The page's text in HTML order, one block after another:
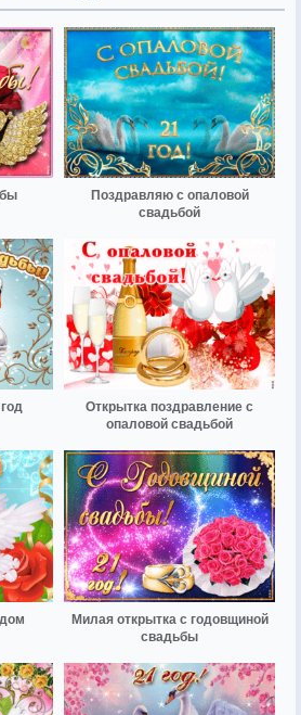
Поздравляю с опаловой
свадьбой
Открытка поздравление с
опаловой свадьбой
Милая открытка с годовщиной
свадьбы